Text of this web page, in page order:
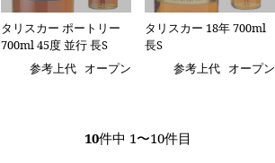
タリスカー ポートリー
700ml 45度 並行 長S
参考上代 オープン
タリスカー 18年 700ml
長S
参考上代 オープン
10件中 1〜10件目